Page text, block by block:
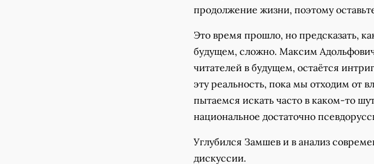
продолжение жизни, поэтому
Это время прошло, но предсказать,
будущем, сложно. Максим Адольфович
читателей в будущем, остаётся
эту реальность, пока мы отходим от
пытаемся искать часто в каком-то
национальное достаточно
Углубился Замшев и в анализ
дискуссии.